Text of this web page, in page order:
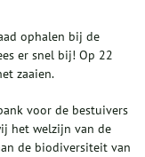
ophalen bij de
er snel bij! Op 22
zaaien.
voor de bestuivers
het welzijn van de
de biodiversiteit van